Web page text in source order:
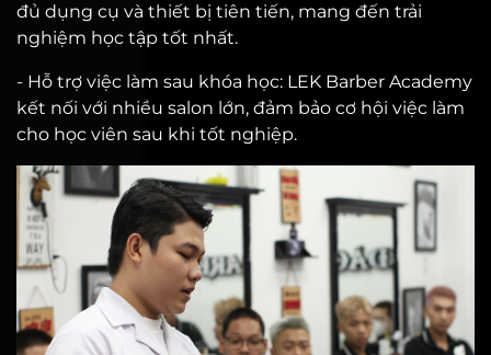
đủ dụng cụ và thiết bị tiên tiến, mang đến trải
nghiệm học tập tốt nhất.
- Hỗ trợ việc làm sau khóa học: LEK Barber Academy
kết nối với nhiều salon lớn, đảm bảo cơ hội việc làm
cho học viên sau khi tốt nghiệp.